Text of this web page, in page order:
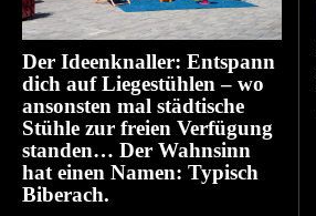
Der Ideenknaller: Entspann
dich auf Liegestühlen – wo
ansonsten mal städtische
Stühle zur freien Verfügung
standen… Der Wahnsinn
hat einen Namen: Typisch
Biberach.